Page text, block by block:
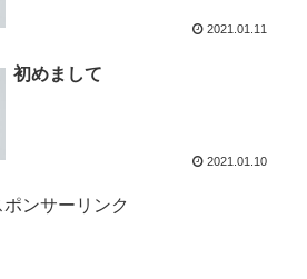
2021.01.11
初めまして
2021.01.10
ポンサーリンク